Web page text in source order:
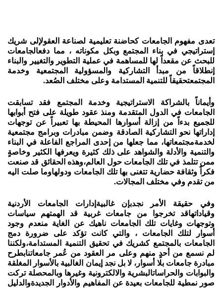
تعدى مفهوم الجامعات كحاضنة تعليمية لصناعة العقولإلى شريك
إستراتيجي في بناء المجتمع وبكل مكوناته ، مما دفعالجامعات
للبحث عن مقعداً لها للمساهمة في عملية التطوير والتغيير والبناء
إنطلاقاً من مبدأ التشاركية والمسؤولية المجتمعية وخدمة
المجتمعتحقيقاً للتنمية المستدامة وعلى مختلف الصُعد.
وأيماناً بالشراكة الاستراتيجية وخدمة المجتمع فقد تسابقت
الجامعات في الدول المتقدمة ومنذ عقود طويلة على فتح أبوابها
للجميع بدءاً من إزالة أسوارها المحيطة بها تعبيراً عن توجهات
إداراتها نحو التشاركية الصادقة وضمن مبادرات وبرامج مجتمعية
لخدمةمجتمعاتها، مما جعلها من إحدى المراجع الفاعلة في البناء
والتنمية والأدلة والشواهد على ذلك كثيرة ويعرفها الكثير وخاصةٍ
ممن تتلمذ في تلك الجامعات حول العالم،وهذه الحقائق قد صنعت
فكراً وثقافة حضارية تتغنى بها تلك الجامعات ودولهاوما صلت اليه
من تقدم وفي مختلف المجالات.
وفي حقيقة الأمر نجدبإن غالبيةإدارات الجامعات الأردنية
وقياداتهاقد تخرجوا من جامعات غربية قد الهمتهم سياسات
وتوجهات وغايات تلك الجامعات ناهيك عن الغاية منعدم وجود
أسوار لتلك الجامعات ، والتي كانت تؤكد على ضرورة دمج
الجامعات بالمجتمع كشريك في تحقيق التنمية المستدامة،ولكننا
لم نسمع من أحدٍ منهم وعلى مر العقود من عُمر جامعاتنابطرح
مبادرة جامعات بلا أسوار، لا بل نجد إيمان الغالبية بالأسوار المغلقة
والبوابات والحراساتالبشرية والالكترونية وغيرها وبالمحصلة تركت
صور نمطية للجامعات بعيدة عن المفاهيم والأدوار الجديدةوالدليل